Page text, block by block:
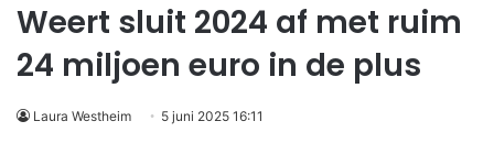
Weert sluit 2024 af met ruim
24 miljoen euro in de plus
Laura Westheim 5 juni 2025 16:11